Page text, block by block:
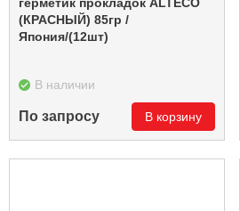
(КРАСНЫЙ) 85гр /
Япония/(12шт)
В наличии
По запросу В корзину